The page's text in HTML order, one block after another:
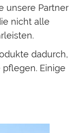
unsere Partner
nicht alle
dadurch,
Einige